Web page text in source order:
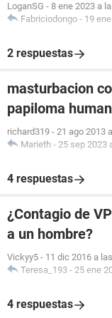
LoganSG - 8 ene 2023 a
Fabriciodongo - 19
2 respuestas
masturbacion
papiloma
richard319 - 21 ago 2013
Marieth - 25 sep 2023
4 respuestas
¿Contagio de
a un hombre?
Vickyy5 - 11 dic 2016 a
Teresa_193 - 25 ene
4 respuestas